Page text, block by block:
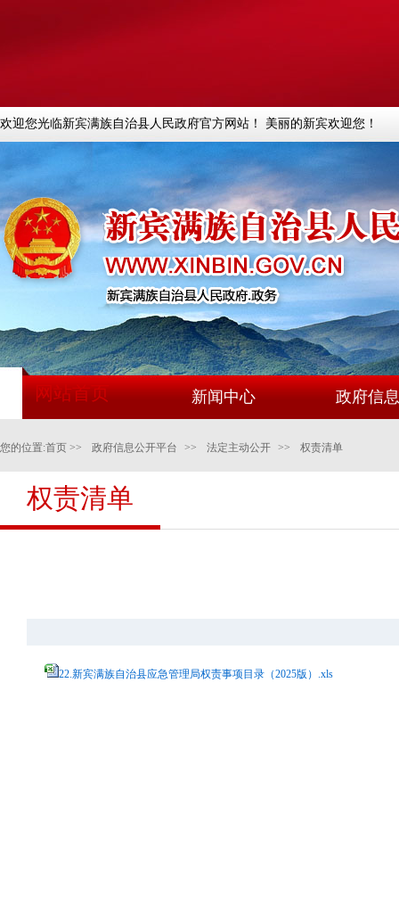
欢迎您光临新宾满族自治县人民政府官方网站！ 美丽的新宾欢迎您！
网站首页 新闻中心 政府信
您的位置:首页 >> 政府信息公开平台 >> 法定主动公开 >> 权责清单
权责清单
22.新宾满族自治县应急管理局权责事项目录（2025版）.xls